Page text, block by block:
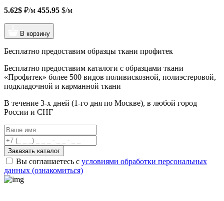
5.62$ ₽/м 455.95 $/м
В корзину
Бесплатно предоставим образцы ткани профитек
Бесплатно предоставим каталоги с образцами ткани
«Профитек» более 500 видов поливискозной, полиэстеровой,
подкладочной и карманной ткани
В течение 3-х дней (1-го дня по Москве), в любой город
России и СНГ
Заказать каталог
Вы соглашаетесь с условиями обработки персональных
данных (ознакомиться)